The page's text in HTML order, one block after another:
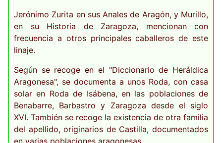
Jerónimo Zurita en sus Anales de Aragón, y Murillo,
en su Historia de Zaragoza, mencionan con
frecuencia a otros principales caballeros de este
linaje.
Según se recoge en el "Diccionario de Heráldica
Aragonesa", se documenta a unos Roda, con casa
solar en Roda de Isábena, en las poblaciones de
Benabarre, Barbastro y Zaragoza desde el siglo
XVI. También se recoge la existencia de otra familia
del apellido, originarios de Castilla, documentados
en varias poblaciones aragonesas.